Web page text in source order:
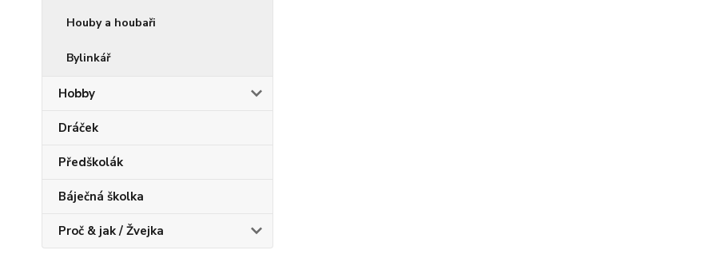
Houby a houbaři
Bylinkář
Hobby
Dráček
Předškolák
Báječná školka
Proč & jak / Žvejka